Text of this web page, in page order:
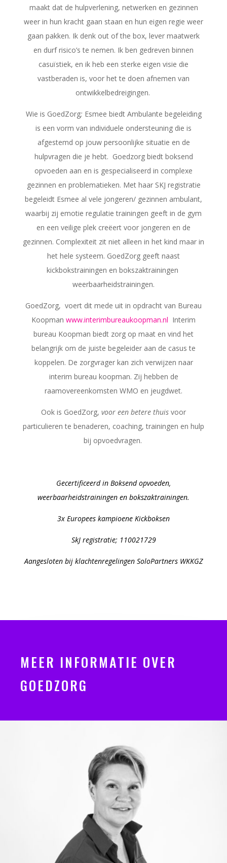
maakt dat de hulpverlening, netwerken en gezinnen
weer in hun kracht gaan staan en hun eigen regie weer
gaan pakken. Ik denk out of the box, lever maatwerk
en durf risico’s te nemen. Ik ben gedreven binnen
casuïstiek, en ik heb een sterke eigen visie die
vastberaden is, voor het te doen afnemen van
ontwikkelbedreigingen.
Wie is GoedZorg; Esmee biedt Ambulante begeleiding
is een vorm van individuele ondersteuning die is
afgestemd op jouw persoonlijke situatie en de
hulpvragen die je hebt. Goedzorg biedt boksend
opvoeden aan en is gespecialiseerd in complexe
gezinnen en problematieken. Met haar SKJ registratie
begeleidt Esmee al vele jongeren/ gezinnen ambulant,
waarbij zij emotie regulatie trainingen geeft in de gym
en een veilige plek creëert voor jongeren en de
gezinnen. Complexiteit zit niet alleen in het kind maar in
het hele systeem. GoedZorg geeft naast
kickbokstrainingen en bokszaktrainingen
weerbaarheidstrainingen.
GoedZorg, voert dit mede uit in opdracht van Bureau
Koopman www.interimbureaukoopman.nl Interim
bureau Koopman biedt zorg op maat en vind het
belangrijk om de juiste begeleider aan de casus te
koppelen. De zorgvrager kan zich verwijzen naar
interim bureau koopman. Zij hebben de
raamovereenkomsten WMO en jeugdwet.
Ook is GoedZorg, voor een betere thuis voor
particulieren te benaderen, coaching, trainingen en hulp
bij opvoedvragen.
Gecertificeerd in Boksend opvoeden,
weerbaarheidstrainingen en bokszaktrainingen.
3x Europees kampioene Kickboksen
SkJ registratie; 110021729
Aangesloten bij klachtenregelingen SoloPartners WKKGZ
MEER INFORMATIE OVER
GOEDZORG